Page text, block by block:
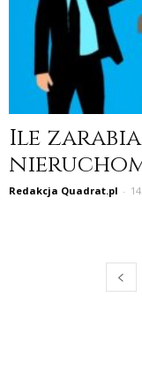
Ile
Redakcja Quadrat.pl -